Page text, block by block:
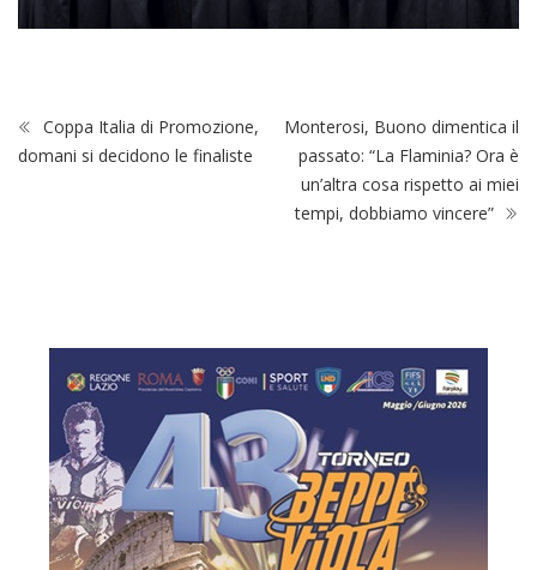
Coppa Italia di Promozione,
domani si decidono le finaliste
Monterosi, Buono dimentica il
passato: “La Flaminia? Ora è
un’altra cosa rispetto ai miei
tempi, dobbiamo vincere”